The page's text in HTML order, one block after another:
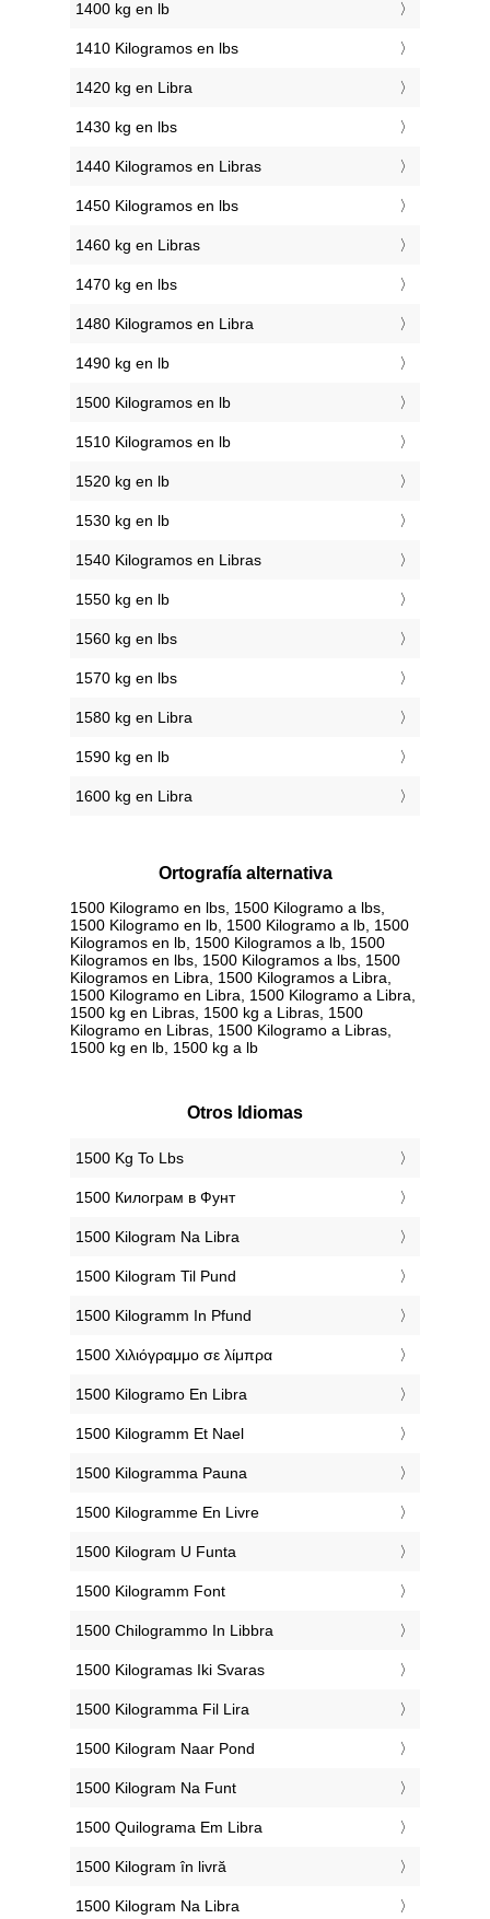
1400 kg en lb
1410 Kilogramos en lbs
1420 kg en Libra
1430 kg en lbs
1440 Kilogramos en Libras
1450 Kilogramos en lbs
1460 kg en Libras
1470 kg en lbs
1480 Kilogramos en Libra
1490 kg en lb
1500 Kilogramos en lb
1510 Kilogramos en lb
1520 kg en lb
1530 kg en lb
1540 Kilogramos en Libras
1550 kg en lb
1560 kg en lbs
1570 kg en lbs
1580 kg en Libra
1590 kg en lb
1600 kg en Libra
Ortografía alternativa
1500 Kilogramo en lbs, 1500 Kilogramo a lbs,
1500 Kilogramo en lb, 1500 Kilogramo a lb, 1500
Kilogramos en lb, 1500 Kilogramos a lb, 1500
Kilogramos en lbs, 1500 Kilogramos a lbs, 1500
Kilogramos en Libra, 1500 Kilogramos a Libra,
1500 Kilogramo en Libra, 1500 Kilogramo a Libra,
1500 kg en Libras, 1500 kg a Libras, 1500
Kilogramo en Libras, 1500 Kilogramo a Libras,
1500 kg en lb, 1500 kg a lb
Otros Idiomas
‎1500 Kg To Lbs
‎1500 Килограм в Фунт
‎1500 Kilogram Na Libra
‎1500 Kilogram Til Pund
‎1500 Kilogramm In Pfund
‎1500 Χιλιόγραμμο σε λίμπρα
‎1500 Kilogramo En Libra
‎1500 Kilogramm Et Nael
‎1500 Kilogramma Pauna
‎1500 Kilogramme En Livre
‎1500 Kilogram U Funta
‎1500 Kilogramm Font
‎1500 Chilogrammo In Libbra
‎1500 Kilogramas Iki Svaras
‎1500 Kilogramma Fil Lira
‎1500 Kilogram Naar Pond
‎1500 Kilogram Na Funt
‎1500 Quilograma Em Libra
‎1500 Kilogram în livră
‎1500 Kilogram Na Libra